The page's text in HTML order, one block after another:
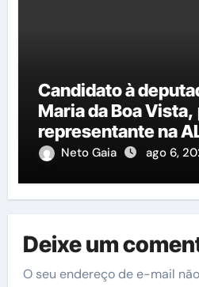
Candidato à
Maria da Boa
representante na
Neto Gaia ago 6,
Deixe um
O seu endereço de e-mail